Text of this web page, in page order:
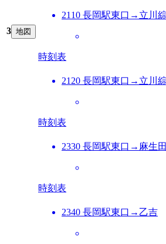
3 地図
2110 長岡駅東口→立川
時刻表
2120 長岡駅東口→立川
時刻表
2330 長岡駅東口→麻生
時刻表
2340 長岡駅東口→乙吉